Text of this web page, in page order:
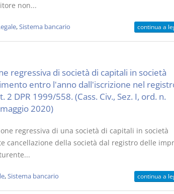
non...
,Sistema bancario continua a
regressiva di società di capitali in società
entro l'anno dall'iscrizione nel
2 DPR 1999/558. (Cass. Civ., Sez. I, ord. n.
2020)
regressiva di una società di capitali in società
cancellazione della società dal registro delle
,Sistema bancario continua a